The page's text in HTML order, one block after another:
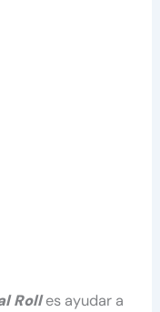
Rolles ayudar a